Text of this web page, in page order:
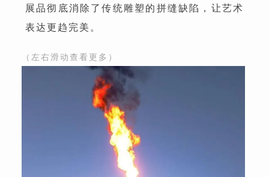
展品彻底消除了传统雕塑的拼缝缺陷，让艺术
表达更趋完美。
（左右滑动查看更多）